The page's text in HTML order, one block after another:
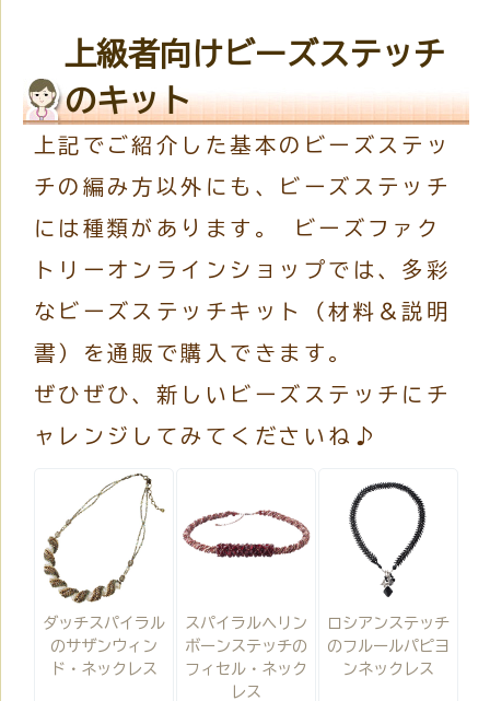
上級者向けビーズステッチ
のキット
上記でご紹介した基本のビーズステッ
チの編み方以外にも、ビーズステッチ
には種類があります。 ビーズファク
トリーオンラインショップでは、多彩
なビーズステッチキット（材料＆説明
書）を通販で購入できます。
ぜひぜひ、新しいビーズステッチにチ
ャレンジしてみてくださいね♪
ダッチスパイラル
のサザンウィン
ド・ネックレス
スパイラルヘリン
ボーンステッチの
フィセル・ネック
レス
ロシアンステッチ
のフルールパピヨ
ンネックレス